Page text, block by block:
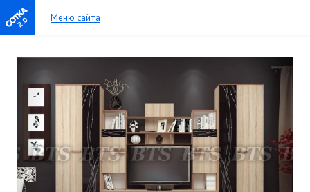
2.0 Меню сайта